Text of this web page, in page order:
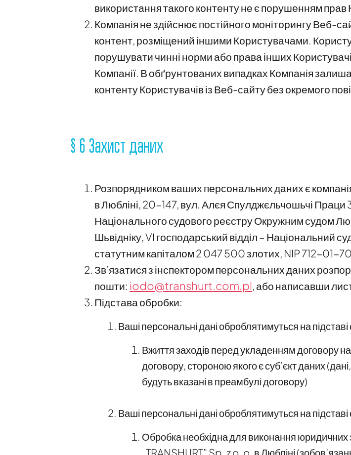
використання такого контенту не є порушенням прав
Компанія не здійснює постійного моніторингу Веб-
контент, розміщений іншими Користувачами.
порушувати чинні норми або права інших
Компанії. В обґрунтованих випадках Компанія
контенту Користувачів із Веб-сайту без окремого
§ 6 Захист даних
Розпорядником ваших персональних даних є
в Любліні, 20-147, вул. Алєя Спулджєльчошьчі Праци
Національного судового реєстру Окружним судом
Шьвідніку, VI господарський відділ – Національний
статутним капіталом 2 047 500 злотих, NIP 712-
Зв’язатися з інспектором персональних даних
пошти: iodo@transhurt.com.pl, або написавши
Підстава обробки:
Ваші персональні дані оброблятимуться на
Вжиття заходів перед укладенням договору
договору, стороною якого є суб’єкт даних
будуть вказані в преамбулі договору)
Ваші персональні дані оброблятимуться на
Обробка необхідна для виконання юридичних
„TRANSHURT” Sp. z o. o. в Любліні